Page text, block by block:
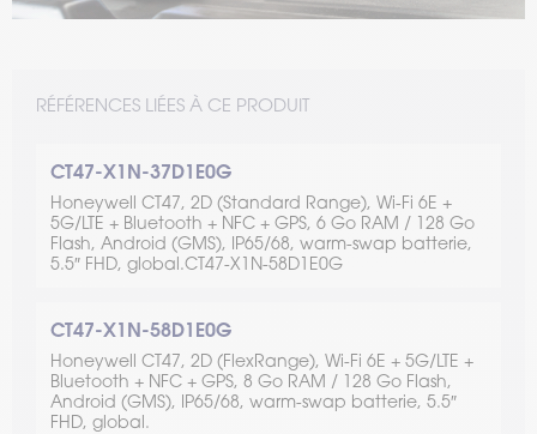
RÉFÉRENCES LIÉES À CE PRODUIT
CT47-X1N-37D1E0G
Honeywell CT47, 2D (Standard Range), Wi-Fi 6E +
5G/LTE + Bluetooth + NFC + GPS, 6 Go RAM / 128 Go
Flash, Android (GMS), IP65/68, warm-swap batterie,
5.5″ FHD, global.CT47-X1N-58D1E0G
CT47-X1N-58D1E0G
Honeywell CT47, 2D (FlexRange), Wi-Fi 6E + 5G/LTE +
Bluetooth + NFC + GPS, 8 Go RAM / 128 Go Flash,
Android (GMS), IP65/68, warm-swap batterie, 5.5″
FHD, global.